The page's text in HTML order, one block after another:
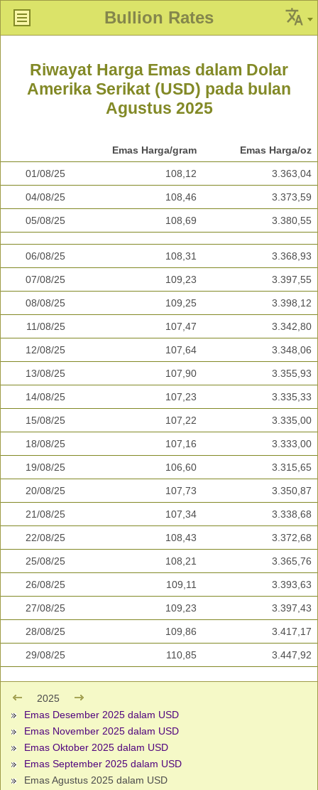
Bullion Rates
Riwayat Harga Emas dalam Dolar
Amerika Serikat (USD) pada bulan
Agustus 2025
Emas Harga/gram Emas Harga/oz
01/08/25 108,12 3.363,04
04/08/25 108,46 3.373,59
05/08/25 108,69 3.380,55
06/08/25 108,31 3.368,93
07/08/25 109,23 3.397,55
08/08/25 109,25 3.398,12
11/08/25 107,47 3.342,80
12/08/25 107,64 3.348,06
13/08/25 107,90 3.355,93
14/08/25 107,23 3.335,33
15/08/25 107,22 3.335,00
18/08/25 107,16 3.333,00
19/08/25 106,60 3.315,65
20/08/25 107,73 3.350,87
21/08/25 107,34 3.338,68
22/08/25 108,43 3.372,68
25/08/25 108,21 3.365,76
26/08/25 109,11 3.393,63
27/08/25 109,23 3.397,43
28/08/25 109,86 3.417,17
29/08/25 110,85 3.447,92
2025
Emas Desember 2025 dalam USD
Emas November 2025 dalam USD
Emas Oktober 2025 dalam USD
Emas September 2025 dalam USD
Emas Agustus 2025 dalam USD